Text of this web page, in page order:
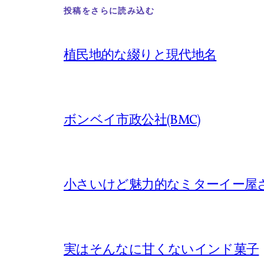
投稿をさらに読み込む
植民地的な綴りと現代地名
ボンベイ市政公社(BMC)
小さいけど魅力的なミターイー屋
実はそんなに甘くないインド菓子